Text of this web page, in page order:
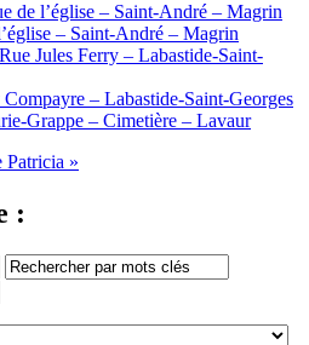
de l’église – Saint-André – Magrin
– Saint-André – Magrin
Jules Ferry – Labastide-Saint-
– Labastide-Saint-Georges
Grappe – Cimetière – Lavaur
Patricia »
: